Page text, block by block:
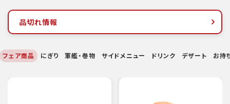
品切れ情報
フェア商品 にぎり 軍艦・巻物 サイドメニュー ドリンク デザート お持